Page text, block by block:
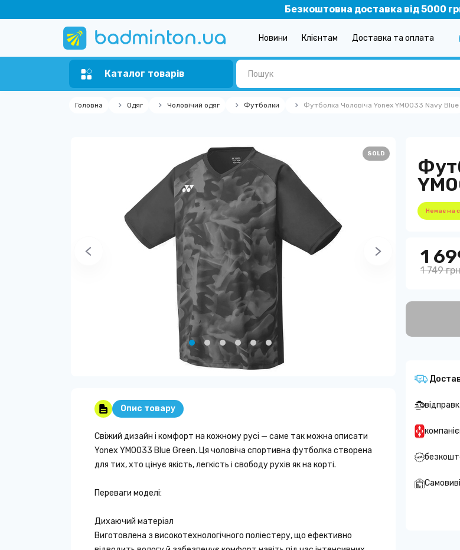
Безкоштовна доставка від 5000
Новини Клієнтам Доставка та оплата
Каталог товарів
Головна Одяг Чоловічий одяг Футболки Футболка Чоловіча Yonex YM0033 Navy Blue
SOLD
Опис товару
Свіжий дизайн і комфорт на кожному русі — саме так можна описати
Yonex YM0033 Blue Green. Ця чоловіча спортивна футболка створена
для тих, хто цінує якість, легкість і свободу рухів як на корті.
Переваги моделі:
Дихаючий матеріал
Виготовлена з високотехнологічного поліестеру, що ефективно
Немає на
1
1 749